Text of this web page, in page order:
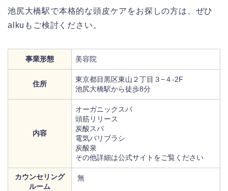
池尻大橋駅で本格的な頭皮ケアをお探しの方は、ぜひ
alkuもご検討ください。
事業形態 美容院
住所
東京都目黒区東山２丁目３−４-2F
池尻大橋駅から徒歩8分
内容
オーガニックスパ
頭筋リリース
炭酸スパ
電気バリブラシ
炭酸泉
その他詳細は公式サイトをご覧ください
カウンセリング
ルーム
無